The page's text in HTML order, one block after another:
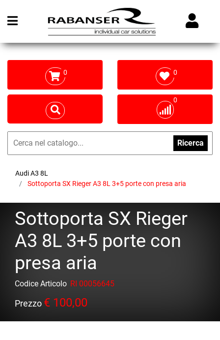
Open menu
0 0
0
Ricerca
Audi A3 8L
Sottoporta SX Rieger A3 8L 3+5 porte con presa aria
Sottoporta SX Rieger
A3 8L 3+5 porte con
presa aria
Codice Articolo RI 00056645
Prezzo € 100,00